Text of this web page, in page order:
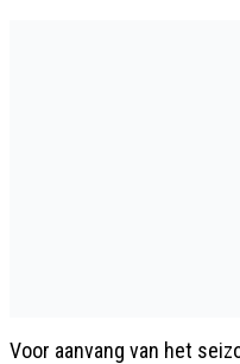
Voor aanvang van het